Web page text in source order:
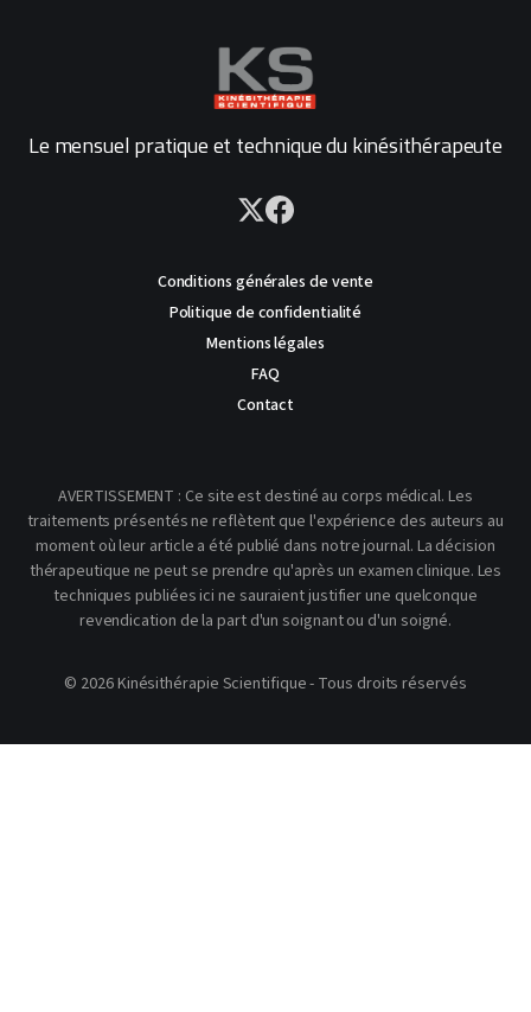
Le mensuel pratique et technique du kinésithérapeute
Conditions générales de vente
Politique de confidentialité
Mentions légales
FAQ
Contact
AVERTISSEMENT : Ce site est destiné au corps médical. Les
traitements présentés ne reflètent que l'expérience des auteurs au
moment où leur article a été publié dans notre journal. La décision
thérapeutique ne peut se prendre qu'après un examen clinique. Les
techniques publiées ici ne sauraient justifier une quelconque
revendication de la part d'un soignant ou d'un soigné.
© 2026 Kinésithérapie Scientifique - Tous droits réservés